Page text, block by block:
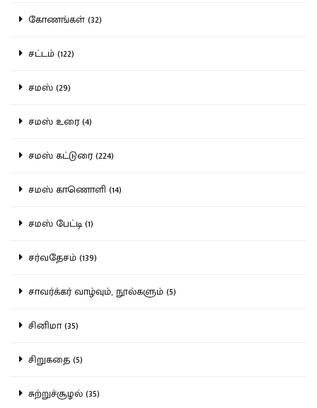
கோணங்கள் (32)
சட்டம் (122)
சமஸ் (29)
சமஸ் உரை (4)
சமஸ் கட்டுரை (224)
சமஸ் காணொளி (14)
சமஸ் பேட்டி (1)
சர்வதேசம் (139)
சாவர்க்கர் வாழ்வும், நூல்களும் (5)
சினிமா (35)
சிறுகதை (5)
சுற்றுச்சூழல் (35)